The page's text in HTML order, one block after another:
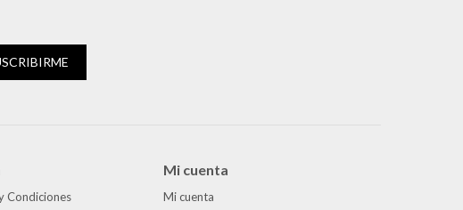
Condiciones
Mi cuenta
Mi cuenta